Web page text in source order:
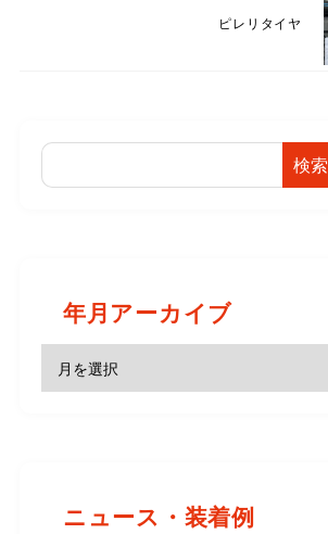
ピレリタイヤ
検索
年月アーカイブ
ニュース・装着例